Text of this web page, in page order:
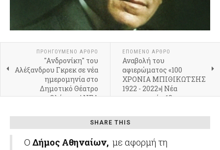
ΠΡΟΗΓΟΎΜΕΝΟ ΆΡΘΡΟ
"Aνδρονίκη" του
Αλέξανδρου Γκρεκ σε νέα
ημερομηνία στο
Δημοτικό Θέατρο
Ολύμπια | ΝΕΑ
ΕΠΌΜΕΝΟ ΆΡΘΡΟ
Αναβολή του
αφιερώματος «100
ΧΡΟΝΙΑ ΜΠΙΘΙΚΩΤΣΗΣ
1922 - 2022»| Νέα
ημερομηνία: 18
SHARE THIS
Ο Δήμος Αθηναίων, με αφορμή τη